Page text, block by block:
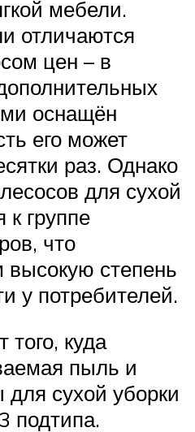
мебели.
отличаются
цен – в
оснащён
его может
раз. Однако
для сухой
к группе
что
высокую степень
у потребителей.
того, куда
пыль и
сухой уборки
подтипа.